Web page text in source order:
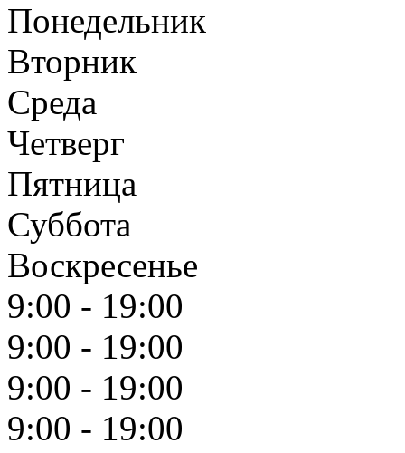
Понедельник
Вторник
Среда
Четверг
Пятница
Суббота
Воскресенье
9:00 - 19:00
9:00 - 19:00
9:00 - 19:00
9:00 - 19:00